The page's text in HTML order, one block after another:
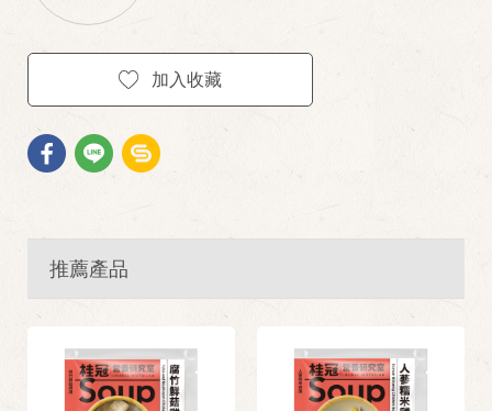
加入收藏
推薦產品